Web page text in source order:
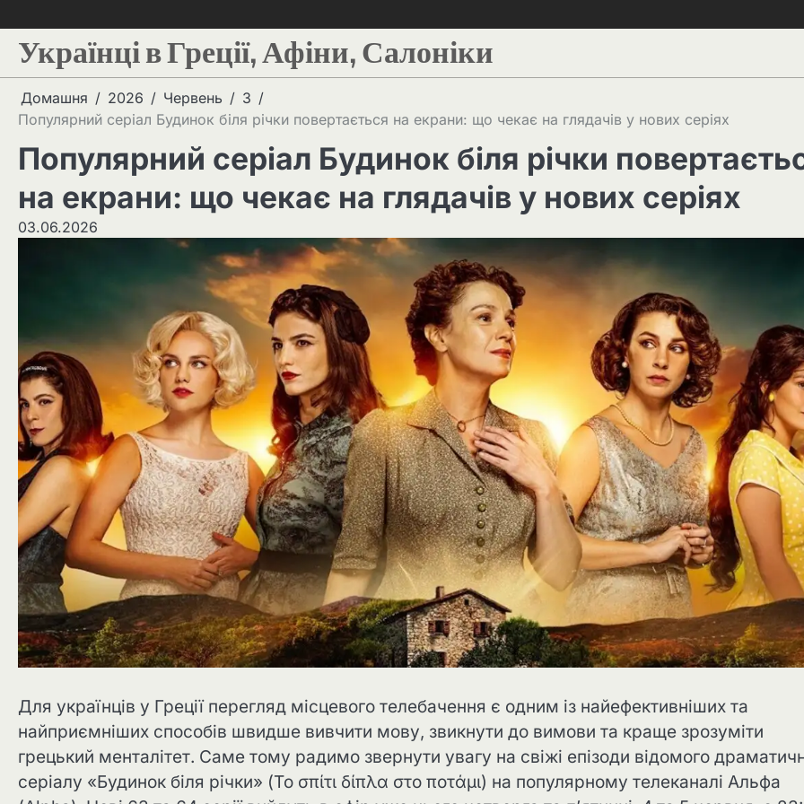
Українці в Греції, Афіни, Салоніки
Домашня 2026 Червень
3
Популярний серіал Будинок біля річки повертається на екрани: що чекає на глядачів у нових серіях
Популярний серіал Будинок біля річки
на екрани: що чекає на глядачів у нових серіях
03.06.2026
Для українців у Греції перегляд місцевого телебачення є одним із найефективніших та
найприємніших способів швидше вивчити мову, звикнути до вимови та краще зрозуміти
грецький менталітет. Саме тому радимо звернути увагу на свіжі епізоди відомого
серіалу «Будинок біля річки» (Το σπίτι δίπλα στο ποτάμι) на популярному телеканалі Альфа